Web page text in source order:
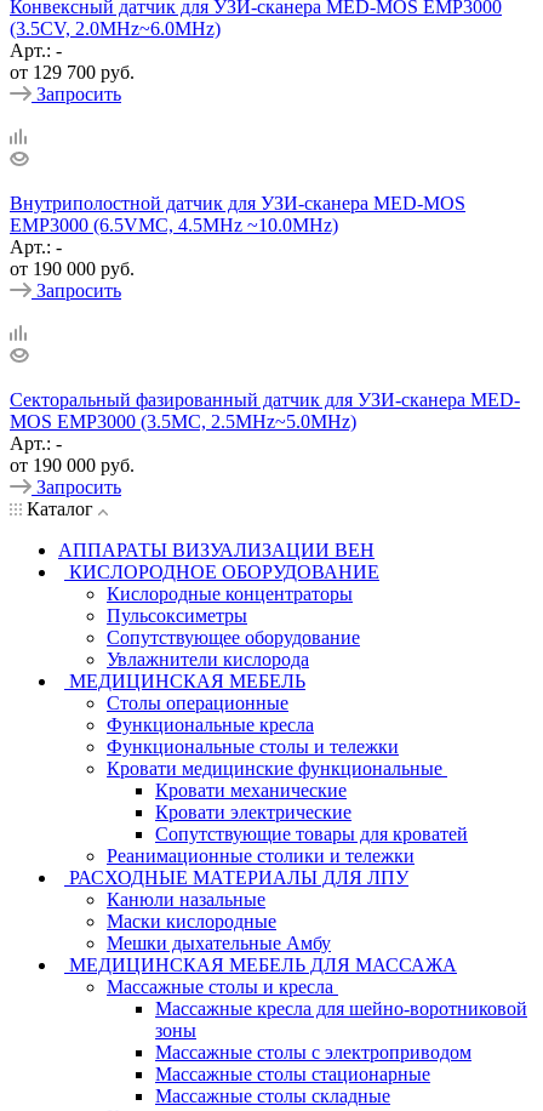
Конвексный датчик для УЗИ-сканера MED-MOS ЕМР3000
(3.5CV, 2.0MHz~6.0MHz)
Арт.: -
от 129 700 руб.
Запросить
Внутриполостной датчик для УЗИ-сканера MED-MOS
ЕМР3000 (6.5VMC, 4.5MHz ~10.0MHz)
Арт.: -
от 190 000 руб.
Запросить
Секторальный фазированный датчик для УЗИ-сканера MED-
MOS ЕМР3000 (3.5MC, 2.5MHz~5.0MHz)
Арт.: -
от 190 000 руб.
Запросить
Каталог
АППАРАТЫ ВИЗУАЛИЗАЦИИ ВЕН
КИСЛОРОДНОЕ ОБОРУДОВАНИЕ
Кислородные концентраторы
Пульсоксиметры
Сопутствующее оборудование
Увлажнители кислорода
МЕДИЦИНСКАЯ МЕБЕЛЬ
Столы операционные
Функциональные кресла
Функциональные столы и тележки
Кровати медицинские функциональные
Кровати механические
Кровати электрические
Сопутствующие товары для кроватей
Реанимационные столики и тележки
РАСХОДНЫЕ МАТЕРИАЛЫ ДЛЯ ЛПУ
Канюли назальные
Маски кислородные
Мешки дыхательные Амбу
МЕДИЦИНСКАЯ МЕБЕЛЬ ДЛЯ МАССАЖА
Массажные столы и кресла
Массажные кресла для шейно-воротниковой
зоны
Массажные столы с электроприводом
Массажные столы стационарные
Массажные столы складные